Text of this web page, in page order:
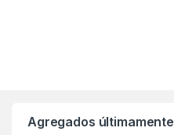
Agregados últimamente